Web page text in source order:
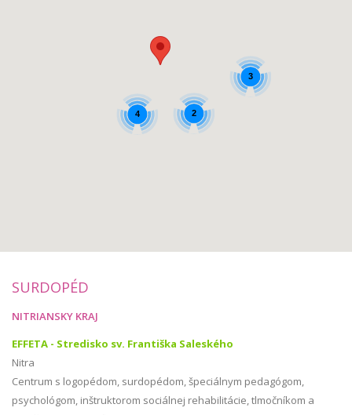
4 2
3
SURDOPÉD
NITRIANSKY KRAJ
EFFETA - Stredisko sv. Františka Saleského
Nitra
Centrum s logopédom, surdopédom, špeciálnym pedagógom,
psychológom, inštruktorom sociálnej rehabilitácie, tlmočníkom a